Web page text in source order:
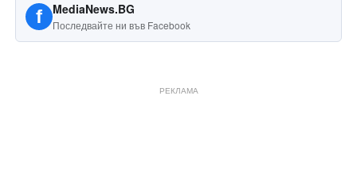
f MediaNews.BG
Последвайте ни във Facebook
РЕКЛАМА